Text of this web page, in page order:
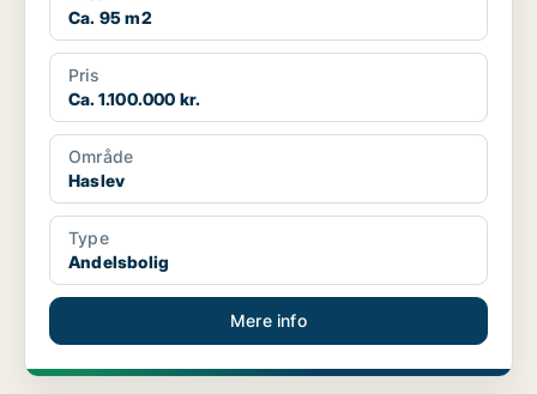
Ca. 95 m2
Pris
Ca. 1.100.000 kr.
Område
Haslev
Type
Andelsbolig
Mere info